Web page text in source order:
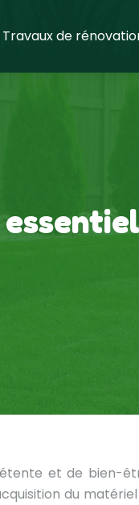
Travaux de
et de bien-
du